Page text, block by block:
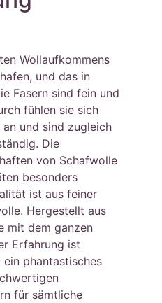
Wollaufkommens
und das in
Fasern sind fein und
fühlen sie sich
und sind zugleich
Die
von Schafwolle
besonders
ist aus feiner
Hergestellt aus
mit dem ganzen
Erfahrung ist
ein phantastisches
für sämtliche